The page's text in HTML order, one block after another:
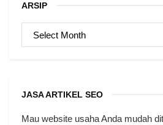
ARSIP
JASA ARTIKEL SEO
Mau website usaha Anda mudah